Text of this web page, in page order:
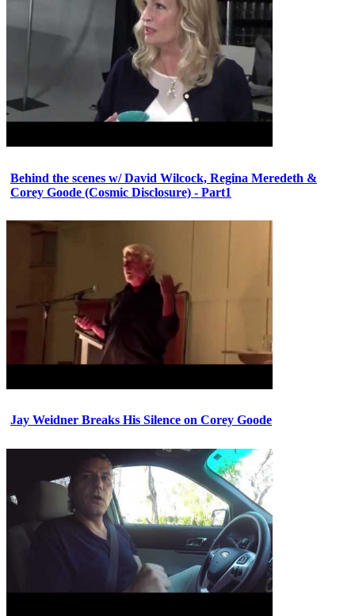
Behind the scenes w/ David Wilcock, Regina Meredeth &
Corey Goode (Cosmic Disclosure) - Part1
Jay Weidner Breaks His Silence on Corey Goode